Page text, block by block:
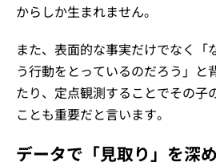
からしか生まれません。
また、表面的な事実だけでなく「
う行動をとっているのだろう」と
たり、定点観測することでその子
ことも重要だと言います。
データで「見取り」を深